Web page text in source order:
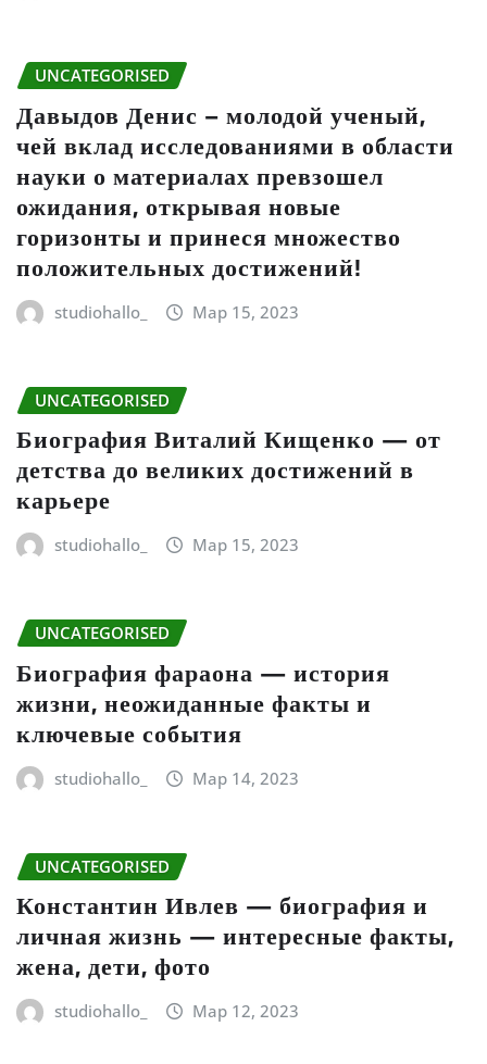
UNCATEGORISED
Давыдов Денис – молодой ученый,
чей вклад исследованиями в области
науки о материалах превзошел
ожидания, открывая новые
горизонты и принеся множество
положительных достижений!
studiohallo_ Мар 15, 2023
UNCATEGORISED
Биография Виталий Кищенко — от
детства до великих достижений в
карьере
studiohallo_ Мар 15, 2023
UNCATEGORISED
Биография фараона — история
жизни, неожиданные факты и
ключевые события
studiohallo_ Мар 14, 2023
UNCATEGORISED
Константин Ивлев — биография и
личная жизнь — интересные факты,
жена, дети, фото
studiohallo_ Мар 12, 2023